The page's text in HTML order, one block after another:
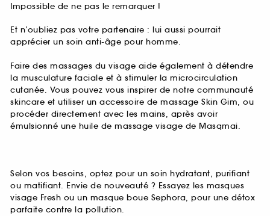
Impossible de ne pas le remarquer !
Et n’oubliez pas votre partenaire : lui aussi pourrait
apprécier un soin anti-âge pour homme.
Faire des massages du visage aide également à détendre
la musculature faciale et à stimuler la microcirculation
cutanée. Vous pouvez vous inspirer de notre communauté
skincare et utiliser un accessoire de massage Skin Gim, ou
procéder directement avec les mains, après avoir
émulsionné une huile de massage visage de Masqmai.
Selon vos besoins, optez pour un soin hydratant, purifiant
ou matifiant. Envie de nouveauté ? Essayez les masques
visage Fresh ou un masque boue Sephora, pour une détox
parfaite contre la pollution.